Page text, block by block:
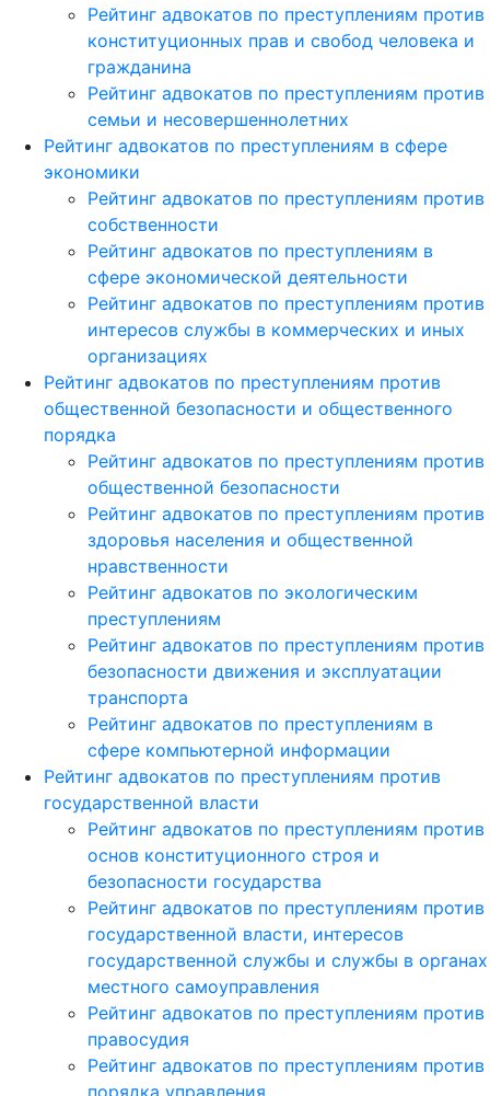
Рейтинг адвокатов по преступлениям против
конституционных прав и свобод человека и
гражданина
Рейтинг адвокатов по преступлениям против
семьи и несовершеннолетних
Рейтинг адвокатов по преступлениям в сфере
экономики
Рейтинг адвокатов по преступлениям против
собственности
Рейтинг адвокатов по преступлениям в
сфере экономической деятельности
Рейтинг адвокатов по преступлениям против
интересов службы в коммерческих и иных
организациях
Рейтинг адвокатов по преступлениям против
общественной безопасности и общественного
порядка
Рейтинг адвокатов по преступлениям против
общественной безопасности
Рейтинг адвокатов по преступлениям против
здоровья населения и общественной
нравственности
Рейтинг адвокатов по экологическим
преступлениям
Рейтинг адвокатов по преступлениям против
безопасности движения и эксплуатации
транспорта
Рейтинг адвокатов по преступлениям в
сфере компьютерной информации
Рейтинг адвокатов по преступлениям против
государственной власти
Рейтинг адвокатов по преступлениям против
основ конституционного строя и
безопасности государства
Рейтинг адвокатов по преступлениям против
государственной власти, интересов
государственной службы и службы в органах
местного самоуправления
Рейтинг адвокатов по преступлениям против
правосудия
Рейтинг адвокатов по преступлениям против
порядка управления